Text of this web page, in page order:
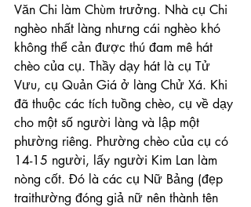
Văn Chi làm Chùm trưởng. Nhà cụ Chi
nghèo nhất làng nhưng cái nghèo khó
không thể cản được thú đam mê hát
chèo của cụ. Thầy dạy hát là cụ Tử
Vưu, cụ Quản Giá ở làng Chử Xá. Khi
đã thuộc các tích tuồng chèo, cụ về dạy
cho một số người làng và lập một
phường riêng. Phường chèo của cụ có
14-15 người, lấy người Kim Lan làm
nòng cốt. Đó là các cụ Nữ Bảng (đẹp
traithường đóng giả nữ nên thành tên